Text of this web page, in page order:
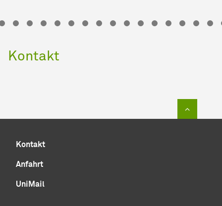
Kontakt
Kontakt
Anfahrt
UniMail